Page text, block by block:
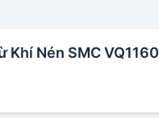
Khí Nén SMC VQ1160